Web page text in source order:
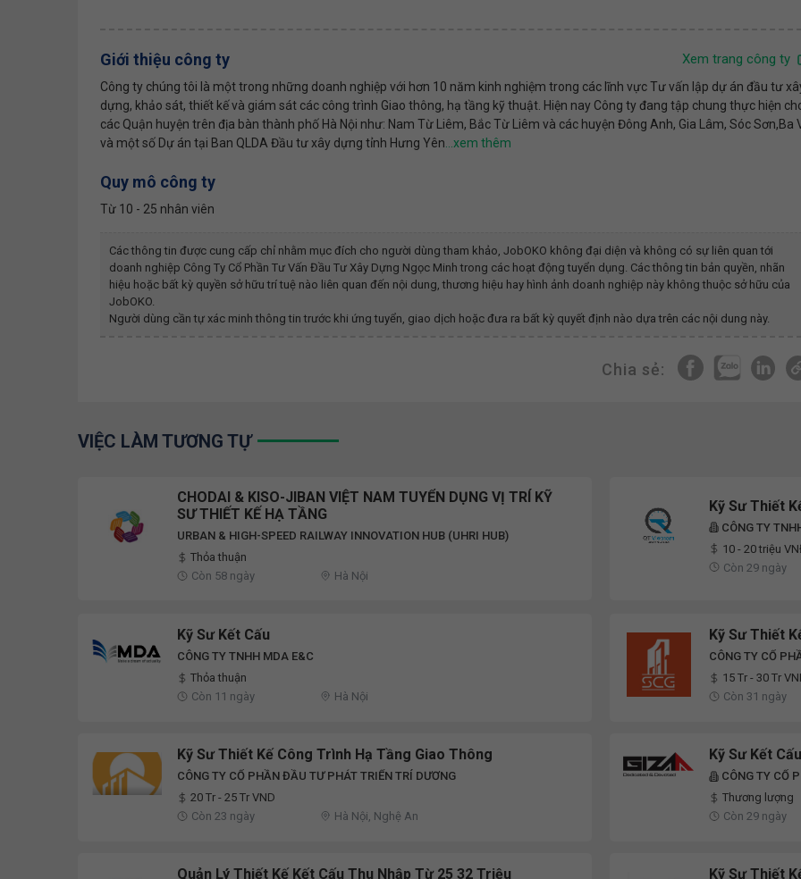
Giới thiệu công ty Xem trang công ty
Công ty chúng tôi là một trong những doanh nghiệp với hơn 10 năm kinh nghiệm trong các lĩnh vực Tư vấn lập dự án đầu tư
dựng, khảo sát, thiết kế và giám sát các công trình Giao thông, hạ tầng kỹ thuật. Hiện nay Công ty đang tập chung thực hiện
các Quận huyện trên địa bàn thành phố Hà Nội như: Nam Từ Liêm, Bắc Từ Liêm và các huyện Đông Anh, Gia Lâm, Sóc Sơn,Ba
và một số Dự án tại Ban QLDA Đầu tư xây dựng tỉnh Hưng Yên
Quy mô công ty
Từ 10 - 25 nhân viên
Các thông tin được cung cấp chỉ nhằm mục đích cho người dùng tham khảo, JobOKO không đại diện và không có sự liên quan tới
doanh nghiệp Công Ty Cổ Phần Tư Vấn Đầu Tư Xây Dựng Ngọc Minh trong các hoạt động tuyển dụng. Các thông tin bản quyền, nhãn
hiệu hoặc bất kỳ quyền sở hữu trí tuệ nào liên quan đến nội dung, thương hiệu hay hình ảnh doanh nghiệp này không thuộc sở hữu của
JobOKO.
Người dùng cần tự xác minh thông tin trước khi ứng tuyển, giao dịch hoặc đưa ra bất kỳ quyết định nào dựa trên các nội dung này.
Chia sẻ:
VIỆC LÀM TƯƠNG TỰ
CHODAI & KISO-JIBAN VIỆT NAM TUYỂN DỤNG VỊ TRÍ KỸ
SƯ THIẾT KẾ HẠ TẦNG
URBAN & HIGH-SPEED RAILWAY INNOVATION HUB (UHRI HUB)
Thỏa thuận
Còn 58 ngày
Hà Nội
Kỹ Sư Thiết
CÔNG TY
10 - 20 triệu
Còn 29 ngày
Kỹ Sư Kết Cấu
CÔNG TY TNHH MDA E&C
Thỏa thuận
Còn 11 ngày
Hà Nội
Kỹ Sư Thiết
CÔNG TY CỔ
15 Tr - 30 Tr
Còn 31 ngày
Kỹ Sư Thiết Kế Công Trình Hạ Tầng Giao Thông
CÔNG TY CỔ PHẦN ĐẦU TƯ PHÁT TRIỂN TRÍ DƯƠNG
20 Tr - 25 Tr VND
Còn 23 ngày
Hà Nội, Nghệ An
Kỹ Sư Kết
CÔNG TY CỔ
Thương lượng
Còn 29 ngày
Quản Lý Thiết Kế Kết Cấu Thu Nhập Từ 25 32 Triệu Kỹ Sư Thiết